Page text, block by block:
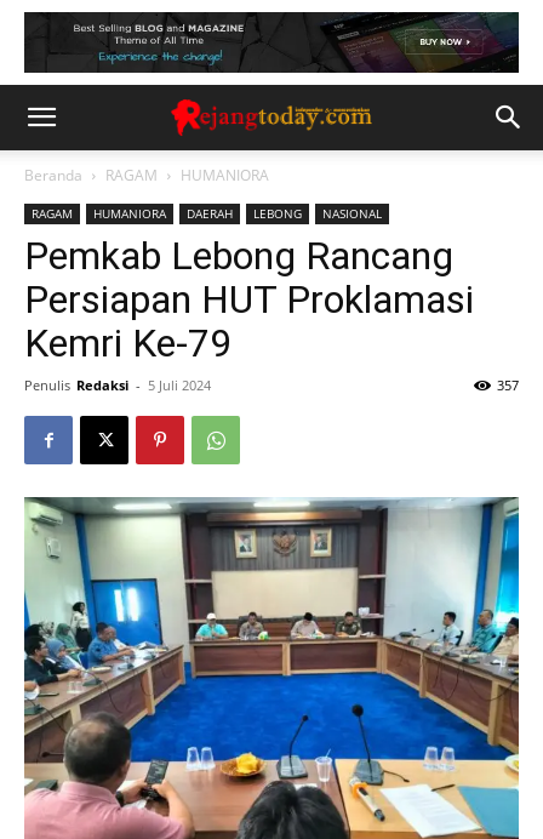
Beranda RAGAM HUMANIORA
RAGAM HUMANIORA DAERAH LEBONG NASIONAL
Pemkab Lebong Rancang
Persiapan HUT Proklamasi
Kemri Ke-79
Penulis Redaksi - 5 Juli 2024 357